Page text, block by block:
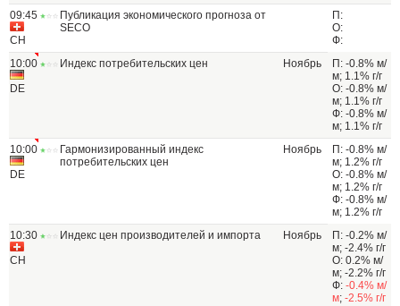
09:45
CH
Публикация экономического прогноза от
SECO
П:
О:
Ф:
10:00
DE
Индекс потребительских цен Ноябрь
П: -0.8% м/
м; 1.1% г/г
О: -0.8% м/
м; 1.1% г/г
Ф: -0.8% м/
м; 1.1% г/г
10:00
DE
Гармонизированный индекс
потребительских цен
Ноябрь
П: -0.8% м/
м; 1.2% г/г
О: -0.8% м/
м; 1.2% г/г
Ф: -0.8% м/
м; 1.2% г/г
10:30
CH
Индекс цен производителей и импорта Ноябрь
П: -0.2% м/
м; -2.4% г/г
О: 0.2% м/
м; -2.2% г/г
Ф: -0.4% м/
м; -2.5% г/г